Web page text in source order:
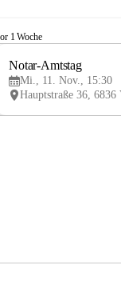
1 Woche
Notar-Amtstag
Mi., 11. Nov., 15:30